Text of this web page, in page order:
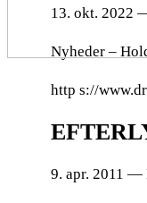
13. okt. 2022
Nyheder –
http s://
9. apr. 2011 —